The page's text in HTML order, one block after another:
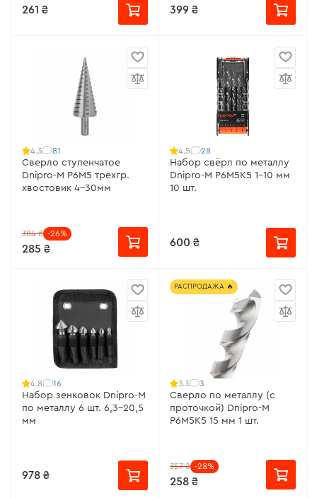
261 ₴ 399 ₴
4.3 81
Сверло ступенчатое
Dnipro-M Р6М5 трехгр.
хвостовик 4-30мм
384 ₴ -26%
285 ₴
4.5 28
Набор свёрл по металлу
Dnipro-M Р6М5К5 1-10 мм
10 шт.
600 ₴
4.8 16
Набор зенковок Dnipro-M
по металлу 6 шт. 6,3-20,5
мм
978 ₴
РАСПРОДАЖА 🔥
3.3 3
Сверло по металлу (с
проточкой) Dnipro-M
P6M5K5 15 мм 1 шт.
357 ₴ -28%
258 ₴